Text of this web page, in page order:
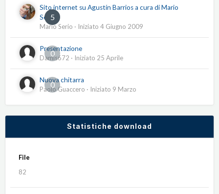
5
Sito internet su Agustín Barrios a cura di Mario
Serio
Mario Serio · Iniziato 4 Giugno 2009
0
Presentazione
Damis672 · Iniziato 25 Aprile
0
Nuova chitarra
Paolo Guaccero · Iniziato 9 Marzo
Statistiche download
File
82